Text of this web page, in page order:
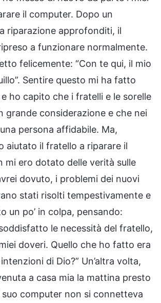
il computer. Dopo un
riparazione approfonditi, il
a funzionare normalmente.
felicemente: “Con te qui, il mio
Sentire questo mi ha fatto
ho capito che i fratelli e le sorelle
grande considerazione e che nei
persona affidabile. Ma,
aiutato il fratello a riparare il
mi ero dotato delle verità sulle
dovuto, i problemi dei nuovi
stati risolti tempestivamente e
un po’ in colpa, pensando:
le necessità del fratello,
doveri. Quello che ho fatto era
di Dio?” Un’altra volta,
a casa mia la mattina presto
computer non si connetteva